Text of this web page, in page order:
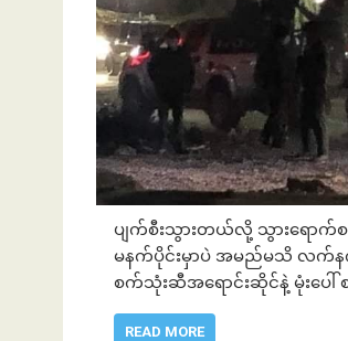
ပျက်စီးသွားတယ်လို့ သွားရောက်စ
မနက်ပိုင်းမှာပဲ အမည်မသိ လက်န
စက်သုံးဆီအရောင်းဆိုင်နဲ့ မုံးပေ
READ MORE